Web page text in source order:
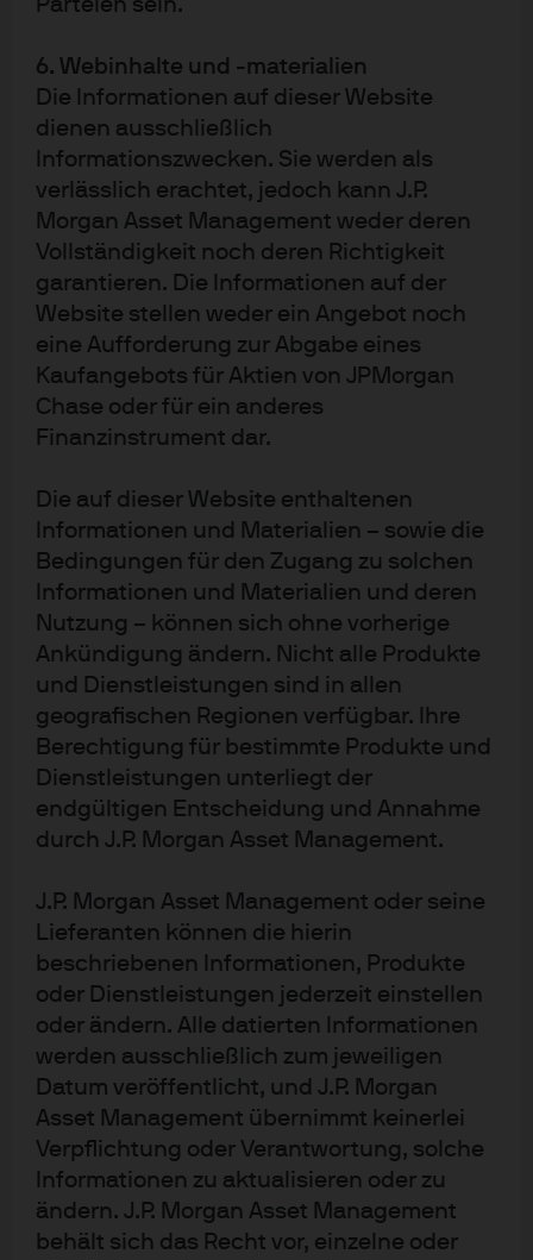
Parteien sein.
6. Webinhalte und -materialien
Die Informationen auf dieser Website
dienen ausschließlich
Informationszwecken. Sie werden als
verlässlich erachtet, jedoch kann J.P.
Morgan Asset Management weder deren
Vollständigkeit noch deren Richtigkeit
garantieren. Die Informationen auf der
Website stellen weder ein Angebot noch
eine Aufforderung zur Abgabe eines
Kaufangebots für Aktien von JPMorgan
Chase oder für ein anderes
Finanzinstrument dar.
Die auf dieser Website enthaltenen
Informationen und Materialien – sowie die
Bedingungen für den Zugang zu solchen
Informationen und Materialien und deren
Nutzung – können sich ohne vorherige
Ankündigung ändern. Nicht alle Produkte
und Dienstleistungen sind in allen
geografischen Regionen verfügbar. Ihre
Berechtigung für bestimmte Produkte und
Dienstleistungen unterliegt der
endgültigen Entscheidung und Annahme
durch J.P. Morgan Asset Management.
J.P. Morgan Asset Management oder seine
Lieferanten können die hierin
beschriebenen Informationen, Produkte
oder Dienstleistungen jederzeit einstellen
oder ändern. Alle datierten Informationen
werden ausschließlich zum jeweiligen
Datum veröffentlicht, und J.P. Morgan
Asset Management übernimmt keinerlei
Verpflichtung oder Verantwortung, solche
Informationen zu aktualisieren oder zu
ändern. J.P. Morgan Asset Management
behält sich das Recht vor, einzelne oder
Weiterlesen
Die in diesem Dokument geäußerten Meinungen
stellen weder eine Beratung noch eine Empfehlung
für den Kauf oder Verkauf von Anlageinstrumenten
dar, noch sichert J.P. Morgan Asset Management
oder eine seiner Tochtergesellschaften zu, sich an
einer der in diesem Dokument erwähnten
Transaktionen zu beteiligen. Sämtliche Prognosen,
Zahlen, Einschätzungen oder Anlagetechniken und
-strategien dienen nur Informationszwecken,
basierend auf bestimmten Annahmen und
aktuellen Marktbedingungen, und können jederzeit
ohne vorherige Ankündigung geändert werden. Alle
in diesem Dokument gegebenen Informationen
werden zum Zeitpunkt der Erstellung als korrekt
erachtet. Jede Gewährleistung für ihre Richtigkeit
Anlageaussichten bestimmter in diesem Dokument
erwähnter Wertpapiere oder Produkte sollten Sie
hinaus sollten Investoren eine unabhängige
Beurteilung der rechtlichen, regulatorischen,
steuerlichen, Kredit- und Buchhaltungsfragen
anstellen und zusammen mit ihren professionellen
Beratern bestimmen, ob eines der in diesem
Dokument genannten Wertpapiere oder Produkte
für ihre persönlichen Zwecke geeignet ist.
Investoren sollten sicherstellen, dass sie vor einer
Investitionen alle verfügbaren relevanten
Informationen erhalten. Der Wert, Preis und die
Rendite von Anlagen können Schwankungen
unterliegen, die u. a. auf den jeweiligen
Marktbedingungen und Steuerabkommen
zurück. Sowohl die historische Wertentwicklung als
auch die historische Rendite sind unter Umständen
kein verlässlicher Indikator für die aktuelle und
zukünftige Wertentwicklung.
J.P. Morgan Asset Management ist der Markenname
für das Vermögensverwaltungsgeschäft von
JPMorgan Chase & Co. und seiner verbundenen
Unternehmen weltweit. Telefonanrufe bei J.P.
Morgan Asset Management können aus rechtlichen
Gründen sowie zu Schulungs- und
Sicherheitszwecken aufgezeichnet werden. Soweit
gesetzlich erlaubt, werden Informationen und
Daten aus der Korrespondenz mit Ihnen in
Übereinstimmung mit der EMEA-